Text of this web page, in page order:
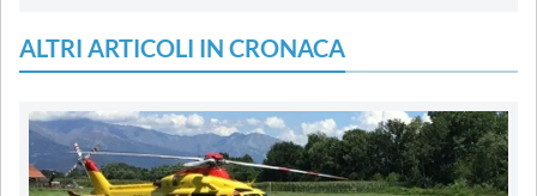
ALTRI ARTICOLI IN CRONACA